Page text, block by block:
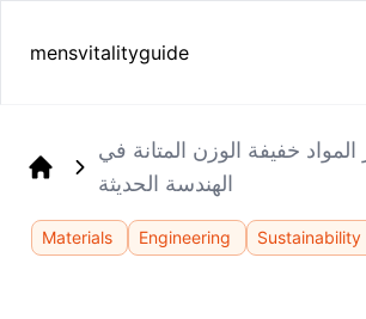
mensvitalityguide
خفيفة الوزن المتانة في
الهندسة الحديثة
Materials Engineering Sustainability